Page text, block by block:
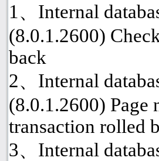
1、Internal
(8.0.1.2600)
back
2、Internal
(8.0.1.2600) Page
transaction rolled
3、Internal